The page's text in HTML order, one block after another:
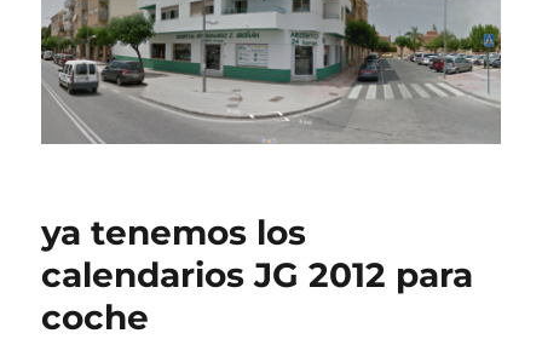
ya tenemos los
calendarios JG 2012 para
coche